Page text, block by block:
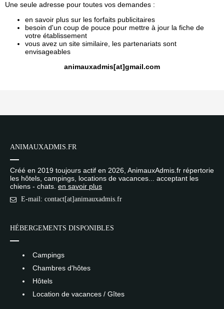
Une seule adresse pour toutes vos demandes :
en savoir plus sur les forfaits publicitaires
besoin d'un coup de pouce pour mettre à jour la fiche de
votre établissement
vous avez un site similaire, les partenariats sont
envisageables
animauxadmis[at]gmail.com
ANIMAUXADMIS.FR
Créé en 2019 toujours actif en 2026, AnimauxAdmis.fr répertorie
les hôtels, campings, locations de vacances... acceptant les
chiens - chats. en savoir plus
E-mail: contact[at]animauxadmis.fr
HÉBERGEMENTS DISPONIBLES
Campings
Chambres d'hôtes
Hôtels
Location de vacances / Gîtes